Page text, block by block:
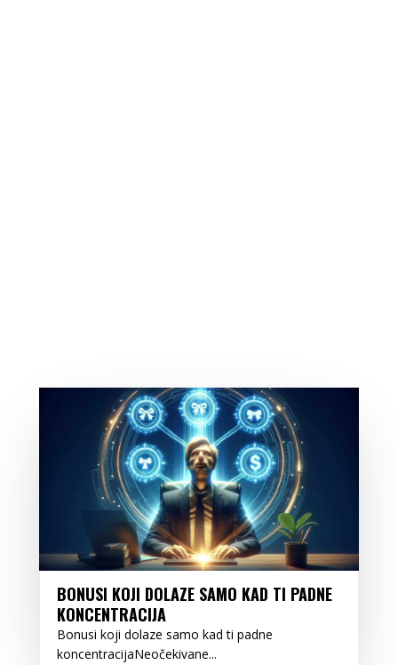
BONUSI KOJI DOLAZE SAMO KAD TI PADNE
KONCENTRACIJA
Bonusi koji dolaze samo kad ti padne
koncentracijaNeočekivane...